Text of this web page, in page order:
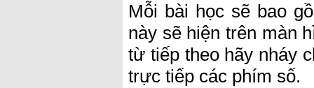
Mỗi bài học sẽ bao
này sẽ hiện trên màn
từ tiếp theo hãy nháy
trực tiếp các phím số.